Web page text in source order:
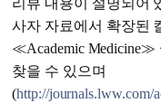
리뷰 내용이 설명되어
사자 자료에서 확장된
≪Academic Medicine≫
찾을 수 있으며
(http://journals.lww.com/